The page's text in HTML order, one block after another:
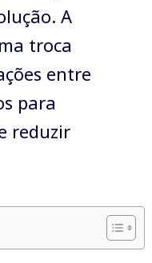
A
troca
entre
para
reduzir